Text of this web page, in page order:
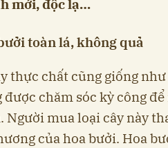
mới, độc lạ…
toàn lá, không quả
thực chất cũng giống
chăm sóc kỳ công
Người mua loại cây này
của hoa bưởi. Hoa